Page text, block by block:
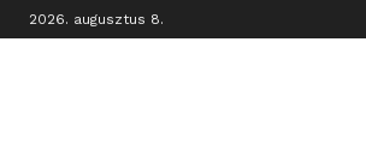
2026. augusztus 8.